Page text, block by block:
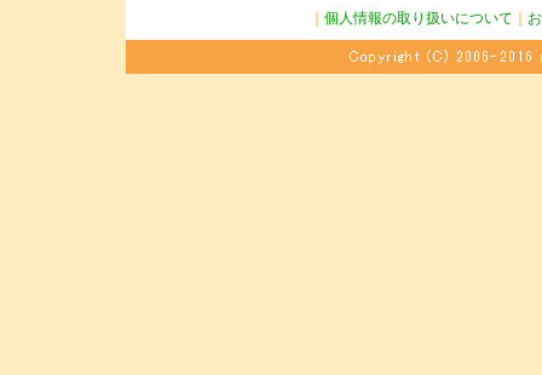
個人情報の取り扱いについて